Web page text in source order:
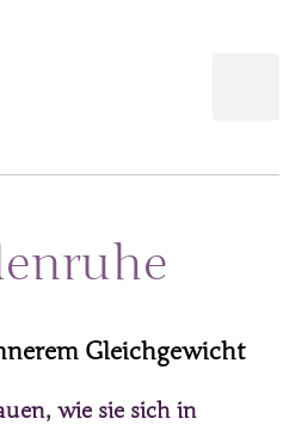
Gleichgewicht
wie sie sich in